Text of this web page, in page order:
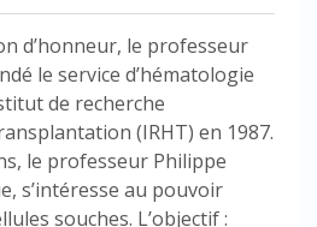
d’honneur, le professeur
le service d’hématologie
de recherche
(IRHT) en 1987.
le professeur Philippe
s’intéresse au pouvoir
souches. L’objectif :